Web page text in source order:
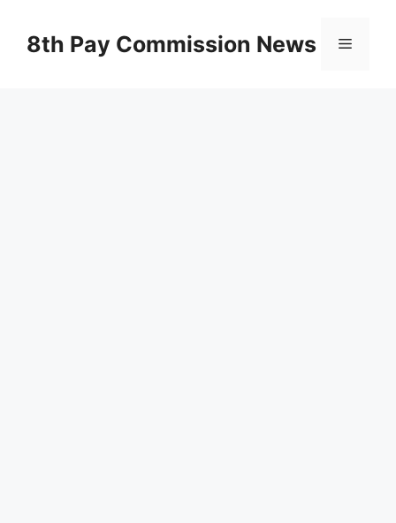
content8th Pay Commission News Menu